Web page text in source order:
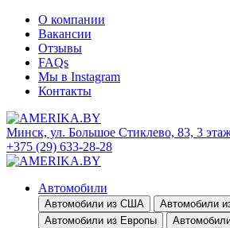
О компании
Вакансии
Отзывы
FAQs
Мы в Instagram
Контакты
Минск, ул. Большое Стиклево, 83, 3
+375 (29) 633-28-28
Автомобили
Автомобили из США
Автомобили
Автомобили из Европы